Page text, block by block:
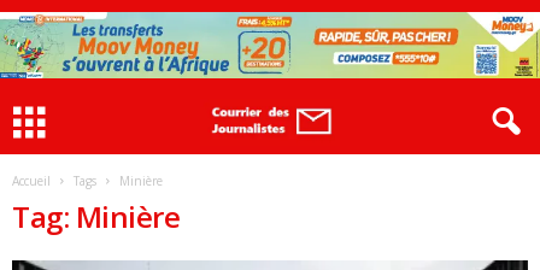
Accueil Tags Minière
Tag: Minière